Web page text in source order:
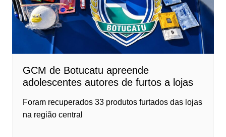
GCM de Botucatu apreende
adolescentes autores de furtos a lojas
Foram recuperados 33 produtos furtados das lojas
na região central